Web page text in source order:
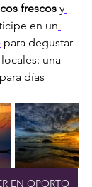
frescos y
en un
para degustar
una
días
EN OPORTO